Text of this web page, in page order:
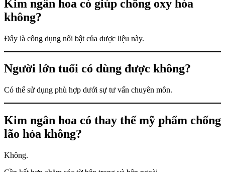
Kim ngân hoa có giúp chống oxy hóa
không?
Đây là công dụng nổi bật của dược liệu này.
Người lớn tuổi có dùng được không?
Có thể sử dụng phù hợp dưới sự tư vấn chuyên môn.
Kim ngân hoa có thay thế mỹ phẩm chống
lão hóa không?
Không.